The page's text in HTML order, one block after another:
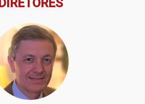
DIRETORES